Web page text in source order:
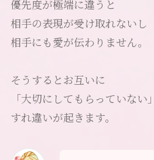
優先度が極端に違うと
相手の表現が受け取れないし
相手にも愛が伝わりません。
そうするとお互いに
「大切にしてもらっていない
すれ違いが起きます。